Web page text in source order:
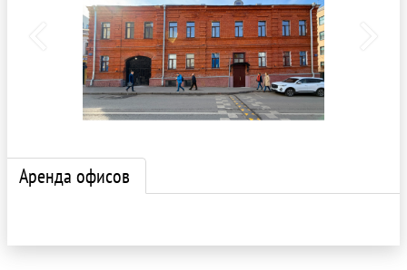
Аренда офисов